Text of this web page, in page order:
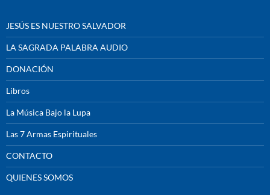
JESÚS ES NUESTRO SALVADOR
LA SAGRADA PALABRA AUDIO
DONACIÓN
Libros
La Música Bajo la Lupa
Las 7 Armas Espirituales
CONTACTO
QUIENES SOMOS